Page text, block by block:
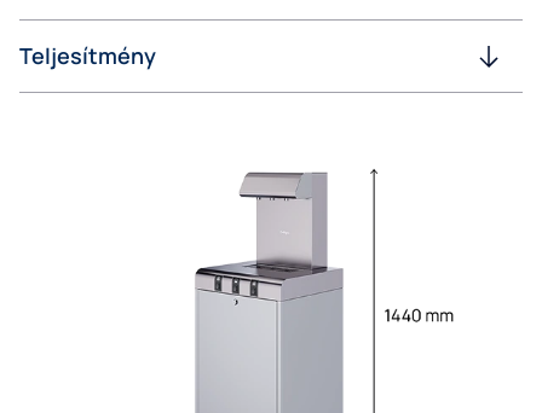
Teljesítmény